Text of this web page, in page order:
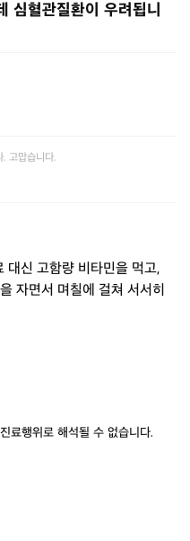
심혈관질환이 우려됩니
. 고맙습니다.
대신 고함량 비타민을 먹고,
자면서 며칠에 걸쳐 서서히
료행위로 해석될 수 없습니다.